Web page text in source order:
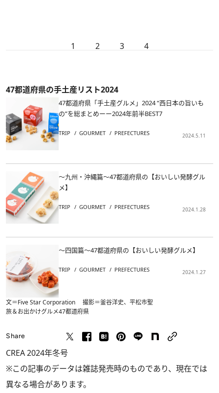
1 2 3 4
47都道府県の手土産リスト2024
47都道府県「手土産グルメ」2024 “西日本の旨いも
の”を総まとめーー2024年前半BEST7
TRIP GOURMET PREFECTURES 2024.5.11
～九州・沖縄篇～47都道府県の【おいしい発酵グル
メ】
TRIP GOURMET PREFECTURES 2024.1.28
～四国篇～47都道府県の【おいしい発酵グルメ】
TRIP GOURMET PREFECTURES 2024.1.27
文＝Five Star Corporation 撮影＝釜谷洋史、平松市聖
旅＆お出かけグルメ47都道府県
Share
CREA 2024年冬号
※この記事のデータは雑誌発売時のものであり、現在では
異なる場合があります。